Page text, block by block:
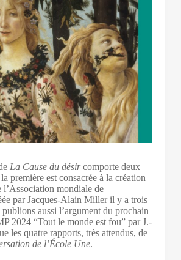
La Cause du désircomporte deux
première est consacrée à la création
l’Association mondiale de
par Jacques-Alain Miller il y a trois
aussi l’argument du prochain
2024 “Tout le monde est fou” par J.-
les quatre rapports, très attendus, de
de l’École Une.